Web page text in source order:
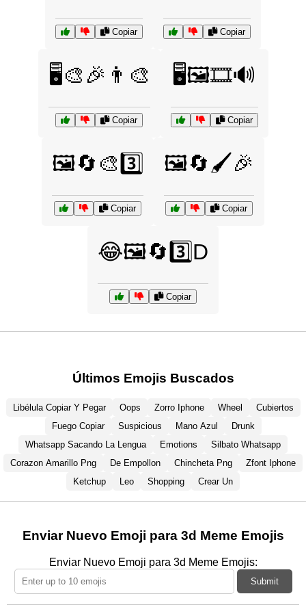
Copiar Copiar
🖥️🎨🎉👨‍🎨
Copiar
🖥️🖼️🎞️🔊
Copiar
🖼️🔄🎨3️⃣
Copiar
🖼️🔄🖌️🎉
Copiar
😂🖼️🔄3️⃣D
Copiar
Últimos Emojis Buscados
Libélula Copiar Y Pegar Oops Zorro Iphone Wheel
Cubiertos
Fuego Copiar
Suspicious Mano Azul
Drunk
Whatsapp Sacando La Lengua
Emotions
Silbato Whatsapp
Corazon Amarillo Png
De Empollon Chincheta Png
Zfont Iphone
Ketchup
Leo Shopping Crear Un
Enviar Nuevo Emoji para 3d Meme Emojis
Enviar Nuevo Emoji para 3d Meme Emojis:
Submit